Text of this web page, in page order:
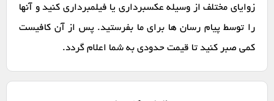
زوایای مختلف از وسیله عکسبرداری یا فیلمبرداری کنید و آنها
را توسط پیام رسان ها برای ما بفرستید. پس از آن کافیست
کمی صبر کنید تا قیمت حدودی به شما اعلام گردد.